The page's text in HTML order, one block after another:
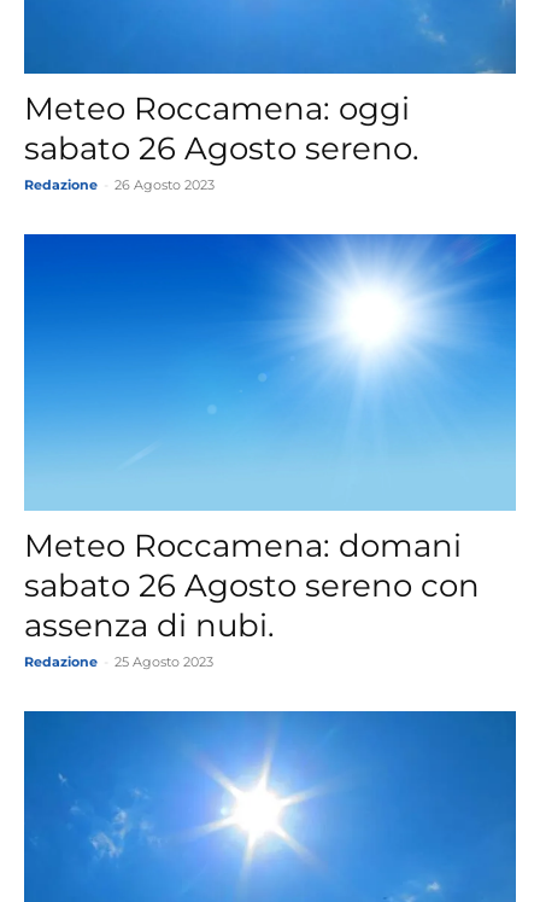
Meteo Roccamena: oggi
sabato 26 Agosto sereno.
Redazione 26 Agosto 2023
Meteo Roccamena: domani
sabato 26 Agosto sereno con
assenza di nubi.
Redazione 25 Agosto 2023